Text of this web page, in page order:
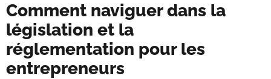
Comment naviguer dans la
législation et la
réglementation pour les
entrepreneurs